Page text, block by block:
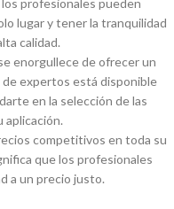
profesionales pueden
lugar y tener la tranquilidad
calidad.
enorgullece de ofrecer un
de expertos está disponible
en la selección de las
aplicación.
competitivos en toda su
que los profesionales
a un precio justo.